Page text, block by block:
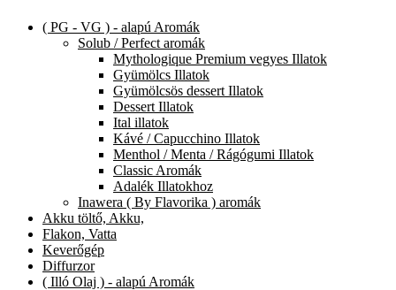
( PG - VG ) - alapú Aromák
Solub / Perfect aromák
Mythologique Premium vegyes Illatok
Gyümölcs Illatok
Gyümölcsös dessert Illatok
Dessert Illatok
Ital illatok
Kávé / Capucchino Illatok
Menthol / Menta / Rágógumi Illatok
Classic Aromák
Adalék Illatokhoz
Inawera ( By Flavorika ) aromák
Akku töltő, Akku,
Flakon, Vatta
Keverőgép
Diffurzor
( Illó Olaj ) - alapú Aromák